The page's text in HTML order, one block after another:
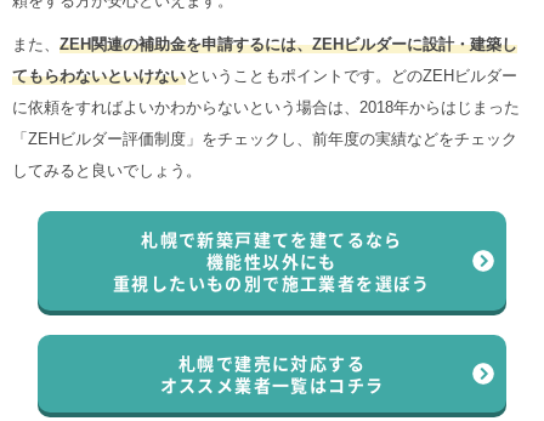
また、 ZEH関連の補助金を申請するには、ZEHビルダーに設計・建築し
てもらわないといけないということもポイントです。どのZEHビルダー
に依頼をすればよいかわからないという場合は、2018年からはじまった
「ZEHビルダー評価制度」をチェックし、前年度の実績などをチェック
してみると良いでしょう。
札幌で新築戸建てを建てるなら
機能性以外にも
重視したいもの別で施工業者を選ぼう
札幌で建売に対応する
オススメ業者一覧はコチラ